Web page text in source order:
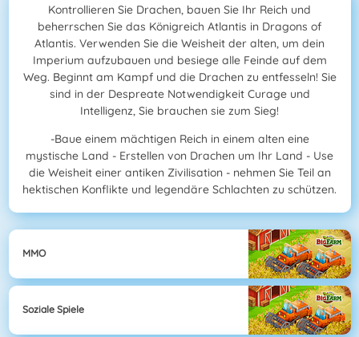
Kontrollieren Sie Drachen, bauen Sie Ihr Reich und
beherrschen Sie das Königreich Atlantis in Dragons of
Atlantis. Verwenden Sie die Weisheit der alten, um dein
Imperium aufzubauen und besiege alle Feinde auf dem
Weg. Beginnt am Kampf und die Drachen zu entfesseln! Sie
sind in der Despreate Notwendigkeit Curage und
Intelligenz, Sie brauchen sie zum Sieg!
-Baue einem mächtigen Reich in einem alten eine
mystische Land - Erstellen von Drachen um Ihr Land - Use
die Weisheit einer antiken Zivilisation - nehmen Sie Teil an
hektischen Konflikte und legendäre Schlachten zu schützen.
MMO
Soziale Spiele